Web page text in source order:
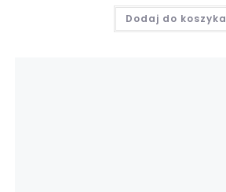
Dodaj do koszyka